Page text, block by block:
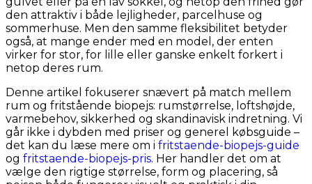
den attraktiv i både lejligheder, parcelhuse og
sommerhuse. Men den samme fleksibilitet betyder
også, at mange ender med en model, der enten
virker for stor, for lille eller ganske enkelt forkert i
netop deres rum.
Denne artikel fokuserer snævert på match mellem
rum og fritstående biopejs: rumstørrelse, loftshøjde,
varmebehov, sikkerhed og skandinavisk indretning. Vi
går ikke i dybden med priser og generel købsguide –
det kan du læse mere om i fritstaende-biopejs-guide
og fritstaende-biopejs-pris. Her handler det om at
vælge den rigtige størrelse, form og placering, så